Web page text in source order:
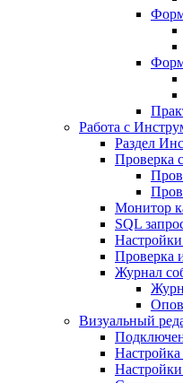
Работа с
Раздел
Проверка
Монитор
SQL
Проверка
Журнал
Визуальный
Настройка